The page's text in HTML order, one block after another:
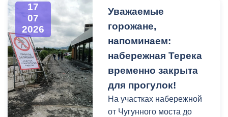
17
07
2026
Уважаемые
горожане,
напоминаем:
набережная Терека
временно закрыта
для прогулок!
На участках набережной
от Чугунного моста до